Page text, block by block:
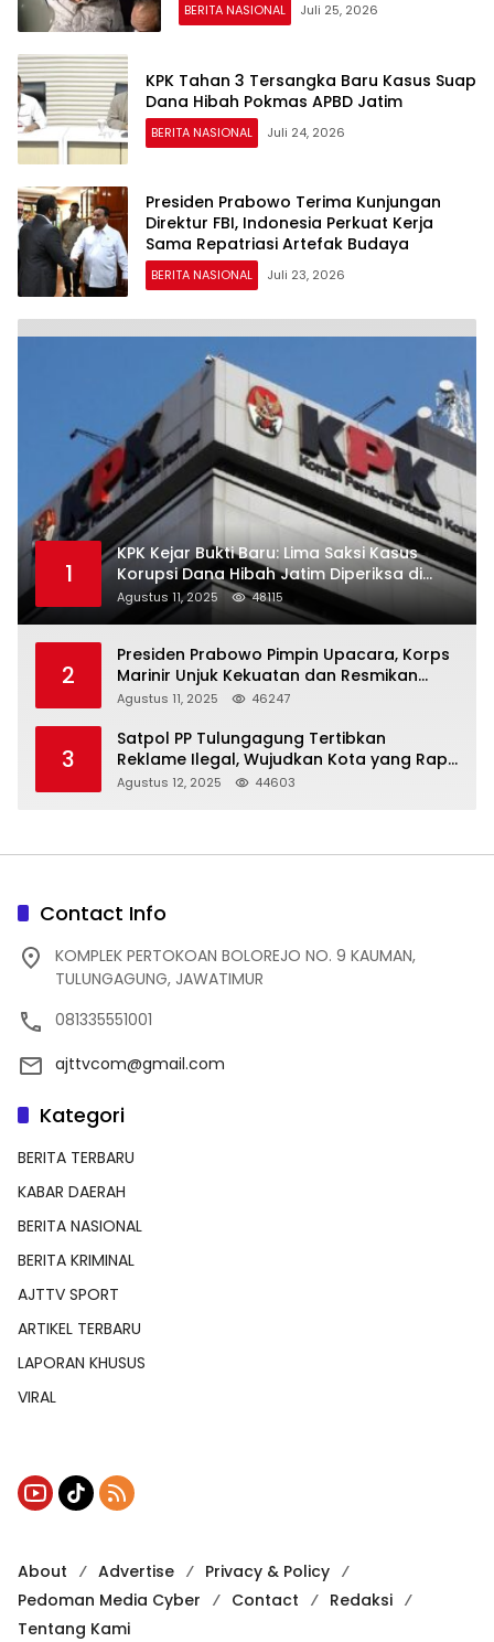
BERITA NASIONAL Juli 25, 2026
KPK Tahan 3 Tersangka Baru Kasus Suap
Dana Hibah Pokmas APBD Jatim
BERITA NASIONAL Juli 24, 2026
Presiden Prabowo Terima Kunjungan
Direktur FBI, Indonesia Perkuat Kerja
Sama Repatriasi Artefak Budaya
BERITA NASIONAL Juli 23, 2026
1
KPK Kejar Bukti Baru: Lima Saksi Kasus
Korupsi Dana Hibah Jatim Diperiksa di
Trenggalek
Agustus 11, 2025 48115
2
Presiden Prabowo Pimpin Upacara, Korps
Marinir Unjuk Kekuatan dan Resmikan
Struktur Baru
Agustus 11, 2025 46247
3
Satpol PP Tulungagung Tertibkan
Reklame Ilegal, Wujudkan Kota yang Rapi
dan Indah
Agustus 12, 2025 44603
Contact Info
KOMPLEK PERTOKOAN BOLOREJO NO. 9 KAUMAN,
TULUNGAGUNG, JAWATIMUR
081335551001
ajttvcom@gmail.com
Kategori
BERITA TERBARU
KABAR DAERAH
BERITA NASIONAL
BERITA KRIMINAL
AJTTV SPORT
ARTIKEL TERBARU
LAPORAN KHUSUS
VIRAL
About Advertise
Privacy & Policy
Pedoman Media Cyber
Contact
Redaksi
Tentang Kami